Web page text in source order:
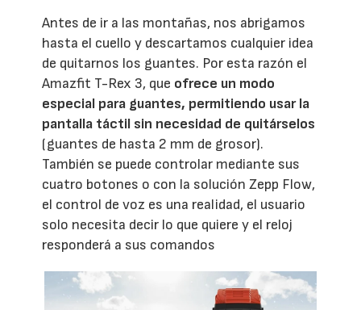
Antes de ir a las montañas, nos abrigamos
hasta el cuello y descartamos cualquier idea
de quitarnos los guantes. Por esta razón el
Amazfit T-Rex 3, que ofrece un modo
especial para guantes, permitiendo usar la
pantalla táctil sin necesidad de quitárselos
(guantes de hasta 2 mm de grosor).
También se puede controlar mediante sus
cuatro botones o con la solución Zepp Flow,
el control de voz es una realidad, el usuario
solo necesita decir lo que quiere y el reloj
responderá a sus comandos